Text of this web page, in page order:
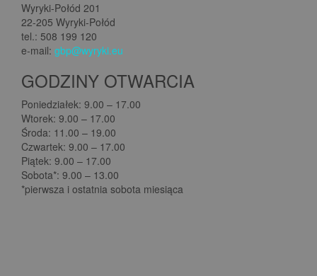
Wyryki-Połód 201
22-205 Wyryki-Połód
tel.: 508 199 120
e-mail: gbp@wyryki.eu
GODZINY OTWARCIA
Poniedziałek: 9.00 – 17.00
Wtorek: 9.00 – 17.00
Środa: 11.00 – 19.00
Czwartek: 9.00 – 17.00
Piątek: 9.00 – 17.00
Sobota*: 9.00 – 13.00
*pierwsza i ostatnia sobota miesiąca